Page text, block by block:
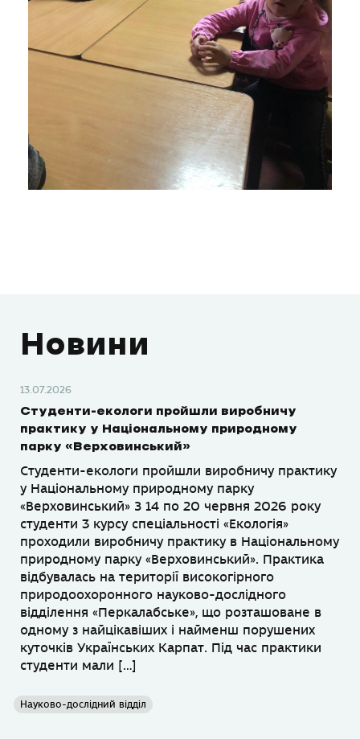
Новини
13.07.2026
Студенти-екологи пройшли виробничу
практику у Національному природному
парку «Верховинський»
Студенти-екологи пройшли виробничу практику
у Національному природному парку
«Верховинський» З 14 по 20 червня 2026 року
студенти 3 курсу спеціальності «Екологія»
проходили виробничу практику в Національному
природному парку «Верховинський». Практика
відбувалась на території високогірного
природоохоронного науково-дослідного
відділення «Перкалабське», що розташоване в
одному з найцікавіших і найменш порушених
куточків Українських Карпат. Під час практики
студенти мали […]
Науково-дослідний відділ